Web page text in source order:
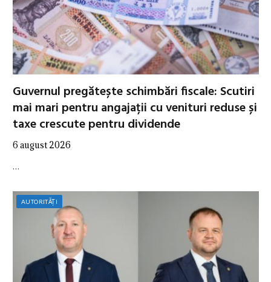
Guvernul pregătește schimbări fiscale: Scutiri
mai mari pentru angajații cu venituri reduse și
taxe crescute pentru dividende
6 august 2026
…
AUTORITĂȚI